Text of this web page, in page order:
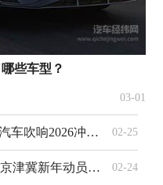
些车型？
03-01
万“马”奔腾，动力拉满！东风汽车吹响2026冲锋号 02-25
开局冲锋决胜2026！北京越野京津冀新年动员大会吹响奋进号角 02-24